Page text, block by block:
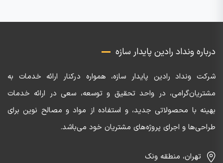
درباره ونداد رادین پایدار سازه
شرکت ونداد رادین پایدار سازه، همواره درکنار ارائه خدمات به
مشتریان‌گرامی، در واحد تحقیق و توسعه، سعی در ارائه خدمات
بهینه با محصولاتی جدید، و استفاده از مواد و مصالح نوین برای
طراحی‌ها و اجرای پروژه‌های مشتریان خود می‌باشد.
تهران، منطقه ونک